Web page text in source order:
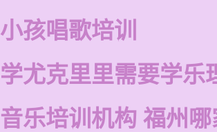
小孩唱歌培训
学尤克里里需要学乐
音乐培训机构 福州